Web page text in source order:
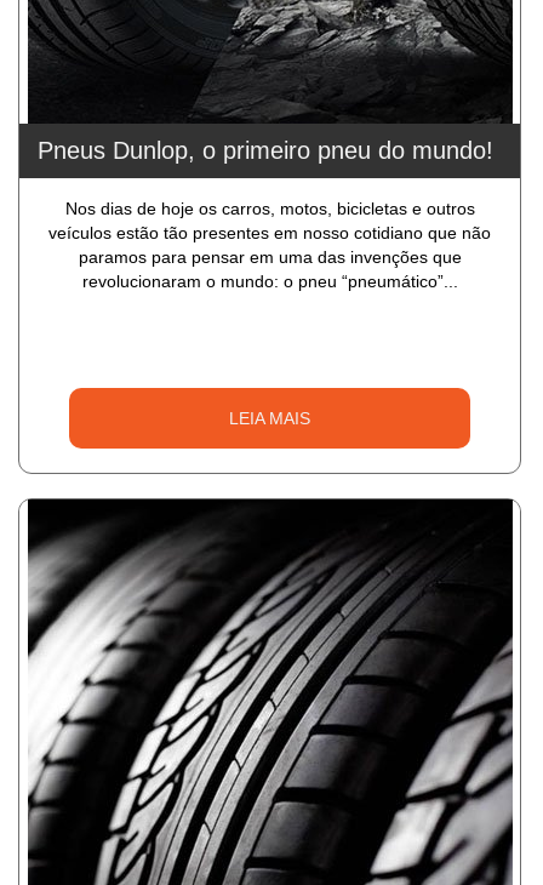
Pneus Dunlop, o primeiro pneu do mundo!
Nos dias de hoje os carros, motos, bicicletas e outros
veículos estão tão presentes em nosso cotidiano que não
paramos para pensar em uma das invenções que
revolucionaram o mundo: o pneu “pneumático”...
LEIA MAIS